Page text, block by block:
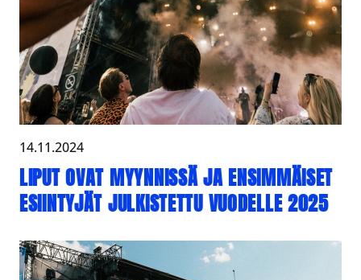
14.11.2024
LIPUT OVAT MYYNNISSÄ JA ENSIMMÄISET
ESIINTYJÄT JULKISTETTU VUODELLE 2025